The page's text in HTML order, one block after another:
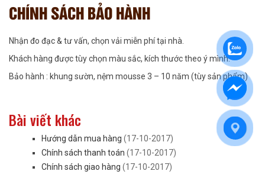
CHÍNH SÁCH BẢO HÀNH
Nhận đo đạc & tư vấn, chọn vải miễn phí tại nhà.
Khách hàng được tùy chọn màu sắc, kích thước theo ý mình.
Bảo hành : khung sườn, nệm mousse 3 – 10 năm (tùy sản phẩm)
Bài viết khác
Hướng dẫn mua hàng (17-10-2017)
Chính sách thanh toán (17-10-2017)
Chính sách giao hàng (17-10-2017)